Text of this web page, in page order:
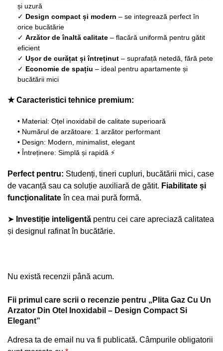
și uzură
✓ Design compact și modern – se integrează perfect în
orice bucătărie
✓ Arzător de înaltă calitate – flacără uniformă pentru gătit
eficient
✓ Ușor de curățat și întreținut – suprafață netedă, fără pete
✓ Economie de spațiu – ideal pentru apartamente și
bucătării mici
★ Caracteristici tehnice premium:
• Material: Oțel inoxidabil de calitate superioară
• Numărul de arzătoare: 1 arzător performant
• Design: Modern, minimalist, elegant
• Întreținere: Simplă și rapidă ⚡
Perfect pentru: Studenți, tineri cupluri, bucătării mici, case
de vacanță sau ca soluție auxiliară de gătit. Fiabilitate și
funcționalitateîn cea mai pură formă.
➤ Investiție inteligentă pentru cei care apreciază calitatea
și designul rafinat în bucătărie.
Nu există recenzii până acum.
Fii primul care scrii o recenzie pentru „Plita Gaz Cu Un
Arzator Din Otel Inoxidabil – Design Compact Si
Elegant”
Adresa ta de email nu va fi publicată. Câmpurile obligatorii